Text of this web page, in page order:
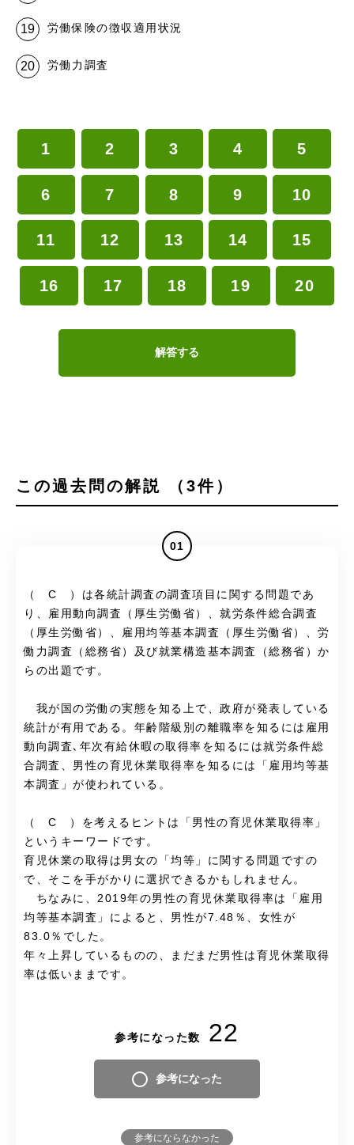
労働保険の徴収適用状況
労働力調査
1 2 3 4 5
6 7 8 9 10
11 12 13 14 15
16 17 18 19 20
解答する
この過去問の解説 （3件）
01
（ C ）は各統計調査の調査項目に関する問題であ
り、雇用動向調査（厚生労働省）、就労条件総合調査
（厚生労働省）、雇用均等基本調査（厚生労働省）、労
働力調査（総務省）及び就業構造基本調査（総務省）か
らの出題です。
我が国の労働の実態を知る上で、政府が発表している
統計が有用である。年齢階級別の離職率を知るには雇用
動向調査､年次有給休暇の取得率を知るには就労条件総
合調査、男性の育児休業取得率を知るには「雇用均等基
本調査」が使われている。
（ C ）を考えるヒントは「男性の育児休業取得率」
というキーワードです。
育児休業の取得は男女の「均等」に関する問題ですの
で、そこを手がかりに選択できるかもしれません。
ちなみに、2019年の男性の育児休業取得率は「雇用
均等基本調査」によると、男性が7.48％、女性が
83.0％でした。
年々上昇しているものの、まだまだ男性は育児休業取得
率は低いままです。
参考になった数 22
参考になった
参考にならなかった